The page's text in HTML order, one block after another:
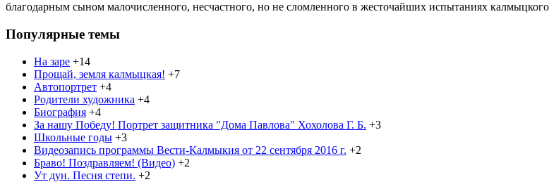
благодарным сыном малочисленного, несчастного, но не сломленного в жесточайших испытаниях
Популярные темы
На заре +14
Прощай, земля калмыцкая! +7
Автопортрет +4
Родители художника +4
Биография +4
За нашу Победу! Портрет защитника "Дома Павлова" Хохолова Г. Б. +3
Школьные годы +3
Видеозапись программы Вести-Калмыкия от 22 сентября 2016 г. +2
Браво! Поздравляем! (Видео) +2
Ут дун. Песня степи. +2